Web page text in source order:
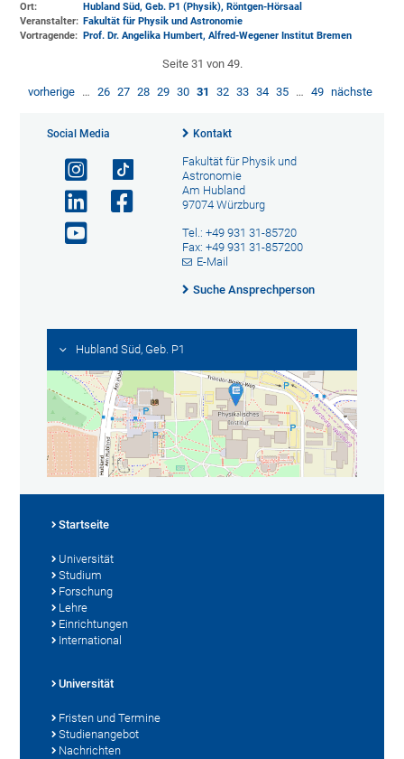
Ort:
Hubland Süd, Geb. P1 (Physik), Röntgen-Hörsaal
Veranstalter: Fakultät für Physik und Astronomie
Vortragende:
Prof. Dr. Angelika Humbert, Alfred-Wegener Institut Bremen
Seite 31 von 49.
vorherige … 26 27 28 29 30 31 32 33 34 35 … 49 nächste
Social Media Kontakt
Fakultät für Physik und
Astronomie
Am Hubland
97074 Würzburg
Tel.: +49 931 31-85720
Fax: +49 931 31-857200
E-Mail
Suche Ansprechperson
Hubland Süd, Geb. P1
Startseite
Universität
Studium
Forschung
Lehre
Einrichtungen
International
Universität
Fristen und Termine
Studienangebot
Nachrichten